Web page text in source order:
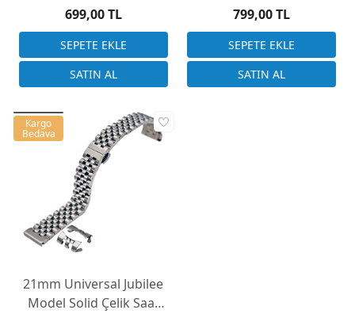
32x20mm
699,00 TL
799,00 TL
21mm Universal Jubilee
Model Solid Çelik Saat
Kargo
Bedava